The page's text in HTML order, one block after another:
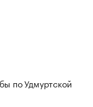
по Удмуртской